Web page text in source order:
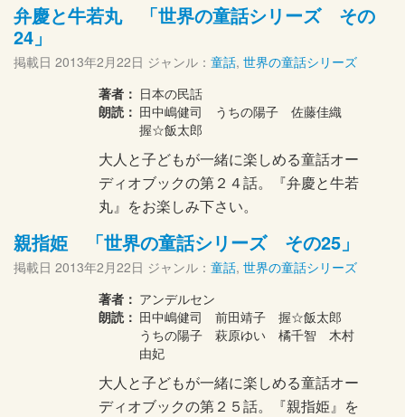
弁慶と牛若丸 「世界の童話シリーズ その
24」
掲載日 2013年2月22日 ジャンル： 童話, 世界の童話シリーズ
著者： 日本の民話
朗読： 田中嶋健司 うちの陽子 佐藤佳織
握☆飯太郎
大人と子どもが一緒に楽しめる童話オー
ディオブックの第２４話。『弁慶と牛若
丸』をお楽しみ下さい。
親指姫 「世界の童話シリーズ その25」
掲載日 2013年2月22日 ジャンル： 童話, 世界の童話シリーズ
著者： アンデルセン
朗読： 田中嶋健司 前田靖子 握☆飯太郎
うちの陽子 萩原ゆい 橘千智 木村
由妃
大人と子どもが一緒に楽しめる童話オー
ディオブックの第２５話。『親指姫』を